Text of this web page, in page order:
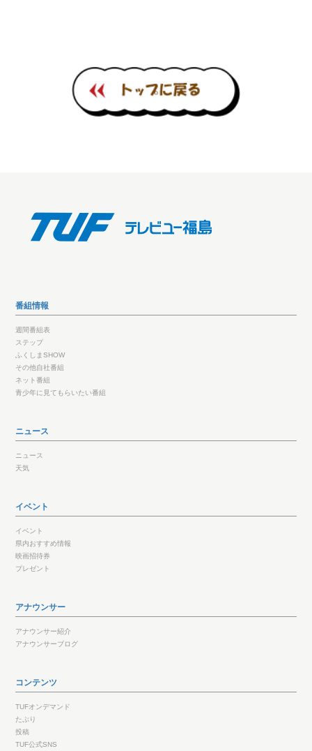
番組情報
週間番組表
ステップ
ふくしまSHOW
その他自社番組
ネット番組
青少年に見てもらいたい番組
ニュース
ニュース
天気
イベント
イベント
県内おすすめ情報
映画招待券
プレゼント
アナウンサー
アナウンサー紹介
アナウンサーブログ
コンテンツ
TUFオンデマンド
たぷり
投稿
TUF公式SNS